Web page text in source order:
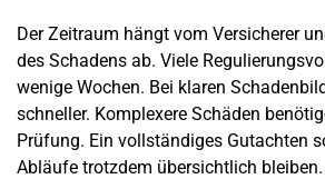
Der Zeitraum hängt vom Versicherer
des Schadens ab. Viele
wenige Wochen. Bei klaren
schneller. Komplexere Schäden
Prüfung. Ein vollständiges Gutachten
Abläufe trotzdem übersichtlich bleiben.